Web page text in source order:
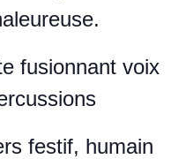
fusionnant voix
festif, humain